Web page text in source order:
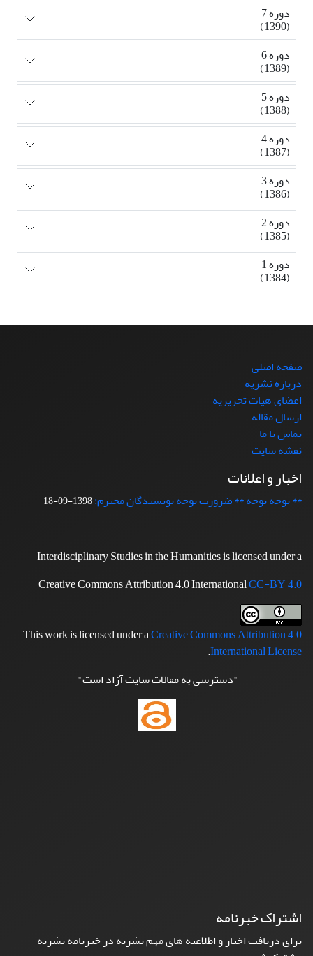
دوره 7
(1390)
دوره 6
(1389)
دوره 5
(1388)
دوره 4
(1387)
دوره 3
(1386)
دوره 2
(1385)
دوره 1
(1384)
صفحه اصلی
درباره نشریه
اعضای هیات تحریریه
ارسال مقاله
تماس با ما
نقشه سایت
اخبار و اعلانات
** توجه توجه ** ضرورت توجه نویسندگان محترم:1398-09-18
Interdisciplinary Studies in the Humanities is licensed under a
Creative Commons Attribution 4.0 InternationalCC-BY 4.0
This work is licensed under aCreative Commons Attribution 4.0
International License
.
"دسترسی به مقالات سایت آزاد است"
اشتراک خبرنامه
برای دریافت اخبار و اطلاعیه های مهم نشریه در خبرنامه نشریه